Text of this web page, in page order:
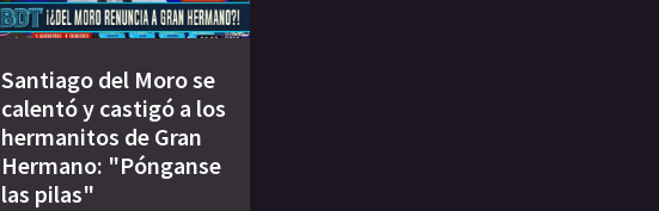
Santiago del Moro se
calentó y castigó a los
hermanitos de Gran
Hermano: "Pónganse
las pilas"